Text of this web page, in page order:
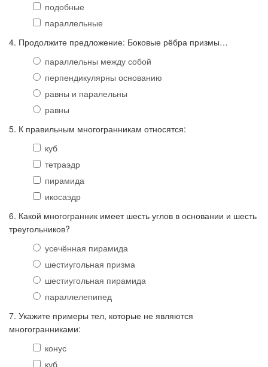
подобные
параллельные
4. Продолжите предложение: Боковые рёбра призмы…
параллельны между собой
перпендикулярны основанию
равны и паралельны
равны
5. К правильным многогранникам относятся:
куб
тетраэдр
пирамида
икосаэдр
6. Какой многогранник имеет шесть углов в основании и шесть
треугольников?
усечённая пирамида
шестиугольная призма
шестиугольная пирамида
параллелепипед
7. Укажите примеры тел, которые не являются
многогранниками:
конус
куб